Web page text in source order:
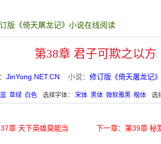
版《倚天屠龙记》小说在线阅读
第38章 君子可欺之以方
JinYong.NET.CN 小说： 修订版《倚天屠龙记》
草绿 白色 选择字体： 宋体 黑体 微软雅黑 楷体 选
章 天下英雄莫能当 下一章：第39章 秘